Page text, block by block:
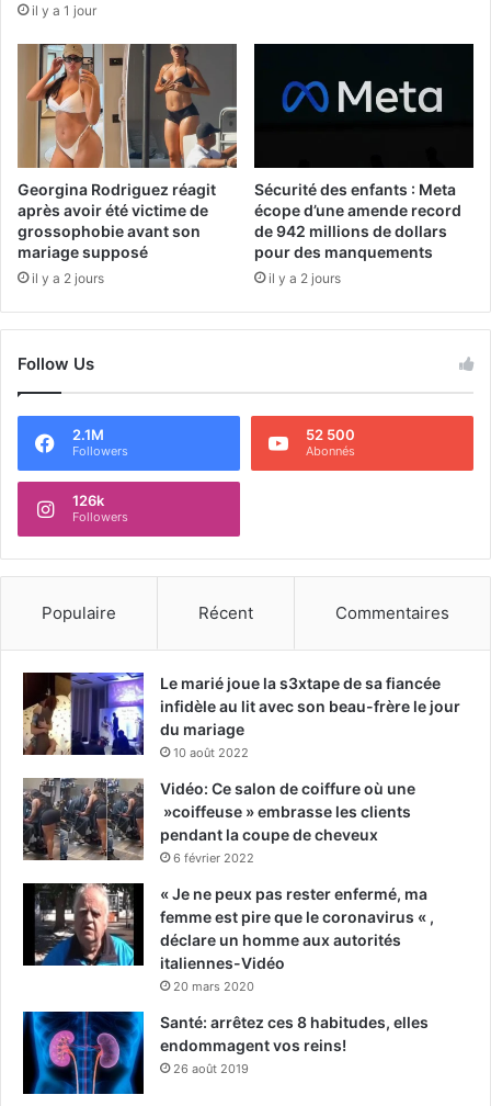
il y a 1 jour
Georgina Rodriguez réagit
après avoir été victime de
grossophobie avant son
mariage supposé
il y a 2 jours
Sécurité des enfants : Meta
écope d’une amende record
de 942 millions de dollars
pour des manquements
il y a 2 jours
Follow Us
2.1M
Followers
52 500
Abonnés
126k
Followers
Populaire Récent Commentaires
Le marié joue la s3xtape de sa fiancée
infidèle au lit avec son beau-frère le jour
du mariage
10 août 2022
Vidéo: Ce salon de coiffure où une
»coiffeuse » embrasse les clients
pendant la coupe de cheveux
6 février 2022
« Je ne peux pas rester enfermé, ma
femme est pire que le coronavirus « ,
déclare un homme aux autorités
italiennes-Vidéo
20 mars 2020
Santé: arrêtez ces 8 habitudes, elles
endommagent vos reins!
26 août 2019